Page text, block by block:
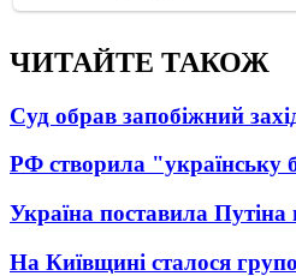
ЧИТАЙТЕ ТАКОЖ
Суд обрав запобіжний
РФ створила "українську
Україна поставила
На Київщині сталося